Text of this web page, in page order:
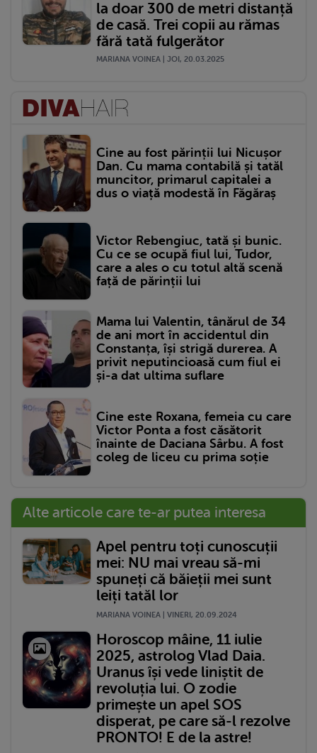
la doar 300 de metri distanță
de casă. Trei copii au rămas
fără tată fulgerător
MARIANA VOINEA | JOI, 20.03.2025
Cine au fost părinții lui Nicușor
Dan. Cu mama contabilă și tatăl
muncitor, primarul capitalei a
dus o viață modestă în Făgăraș
Victor Rebengiuc, tată și bunic.
Cu ce se ocupă fiul lui, Tudor,
care a ales o cu totul altă scenă
față de părinții lui
Mama lui Valentin, tânărul de 34
de ani mort în accidentul din
Constanța, își strigă durerea. A
privit neputincioasă cum fiul ei
și-a dat ultima suflare
Cine este Roxana, femeia cu care
Victor Ponta a fost căsătorit
înainte de Daciana Sârbu. A fost
coleg de liceu cu prima soție
Alte articole care te-ar putea interesa
Apel pentru toți cunoscuții
mei: NU mai vreau să-mi
spuneți că băieții mei sunt
leiți tatăl lor
MARIANA VOINEA | VINERI, 20.09.2024
Horoscop mâine, 11 iulie
2025, astrolog Vlad Daia.
Uranus își vede liniștit de
revoluția lui. O zodie
primește un apel SOS
disperat, pe care să-l rezolve
PRONTO! E de la astre!